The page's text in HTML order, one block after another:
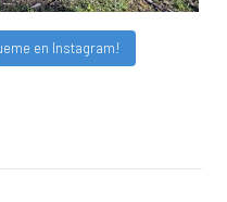
en Instagram!